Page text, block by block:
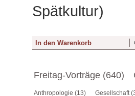
Spätkultur)
Freitag-Vorträge (640)
Anthropologie (13) Gesellschaft